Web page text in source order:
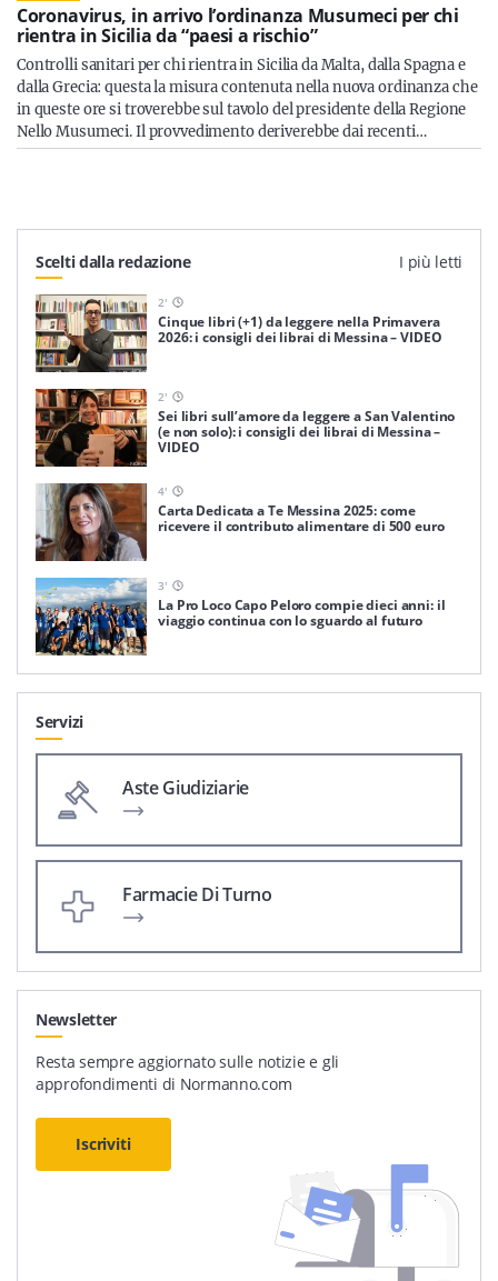
Coronavirus, in arrivo l’ordinanza Musumeci per chi
rientra in Sicilia da “paesi a rischio”
Controlli sanitari per chi rientra in Sicilia da Malta, dalla Spagna e
dalla Grecia: questa la misura contenuta nella nuova ordinanza che
in queste ore si troverebbe sul tavolo del presidente della Regione
Nello Musumeci. Il provvedimento deriverebbe dai recenti…
Scelti dalla redazione I più letti
2'
Cinque libri (+1) da leggere nella Primavera
2026: i consigli dei librai di Messina – VIDEO
2'
Sei libri sull’amore da leggere a San Valentino
(e non solo): i consigli dei librai di Messina –
VIDEO
4'
Carta Dedicata a Te Messina 2025: come
ricevere il contributo alimentare di 500 euro
3'
La Pro Loco Capo Peloro compie dieci anni: il
viaggio continua con lo sguardo al futuro
Servizi
Aste Giudiziarie
Farmacie Di Turno
Newsletter
Resta sempre aggiornato sulle notizie e gli
approfondimenti di Normanno.com
Iscriviti